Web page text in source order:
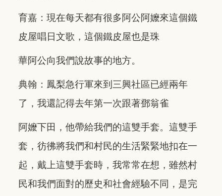
育嘉：現在每天都有很多阿公阿嬤來這個鐵
皮屋唱日文歌，這個鐵皮屋也是珠
華阿公向我們說故事的地方。
典翰：鳳梨急行軍來到三興社區已經兩年
了，我還記得去年第一次跟著鄧翁雀
阿嬤下田，他帶給我們的這雙手套。這雙手
套，彷彿將我們和村民的生活緊緊地扣在一
起，戴上這雙手套時，我常常在想，雖然村
民和我們面對的歷史和社會經驗不同，是完